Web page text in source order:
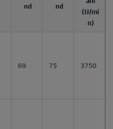
nd
nd
(U/mi
n)
69 75 3750